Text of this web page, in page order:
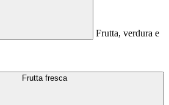
Frutta, verdura e
Frutta fresca